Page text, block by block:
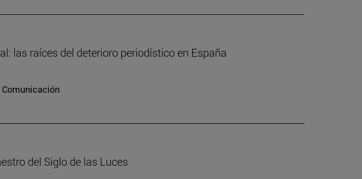
las raíces del deterioro periodístico en España
del Siglo de las Luces